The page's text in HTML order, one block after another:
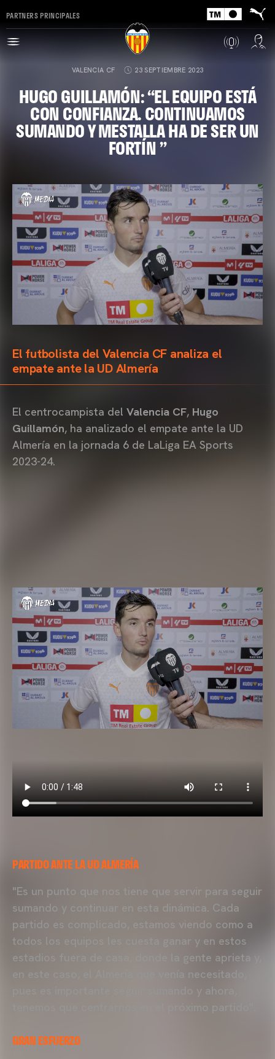
PARTNERS PRINCIPALES
VALENCIA CF 23 SEPTIEMBRE 2023
HUGO GUILLAMÓN: “EL EQUIPO ESTÁ
CON CONFIANZA. CONTINUAMOS
SUMANDO Y MESTALLA HA DE SER UN
FORTÍN ”
El futbolista del Valencia CF analiza el
empate ante la UD Almería
El centrocampista del Valencia CF, Hugo
Guillamón, ha analizado el empate ante la UD
Almería en la jornada 6 de LaLiga EA Sports
2023-24.
PARTIDO ANTE LA UD ALMERÍA
"Es un punto que nos tiene que servir para seguir
sumando y continuar en esta dinámica. Cada
partido es complicado, estamos viendo como a
todos los equipos les cuesta ganar y en estos
estadios fuera de casa, donde la gente aprieta y,
en este caso, el Almería que venía necesitado,
pues es importante seguir sumando y ahora,
tenemos que centrarnos en el próximo partido".
GRAN ESFUERZO